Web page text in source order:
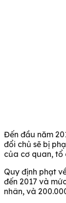
Đến đầu năm
đổi chủ sẽ bị
của cơ quan, tổ
Quy định phạt
đến 2017 và
nhân, và